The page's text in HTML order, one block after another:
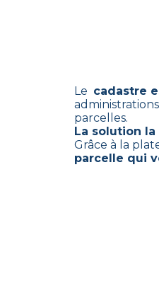
Le cadastre
parcelles.
La solution
Grâce à la
parcelle qui